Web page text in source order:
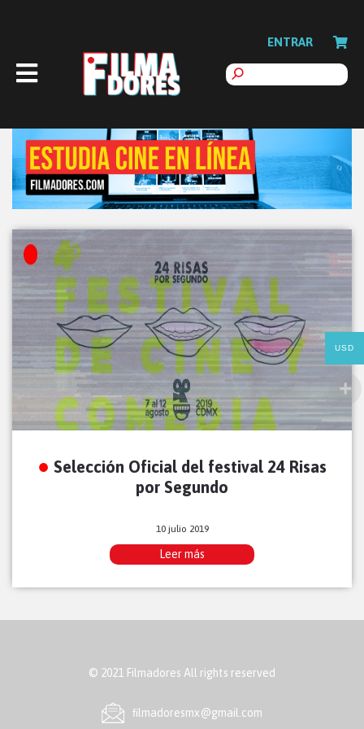
ENTRAR
Selección Oficial del festival 24 Risas
por Segundo
10 julio 2019
Leer más
© 2021 Filmadores All rights reserved
ﬁlmadoresmx@gmail.com
USD